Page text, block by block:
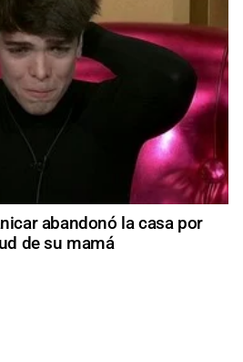
abandonó la casa por
de su mamá